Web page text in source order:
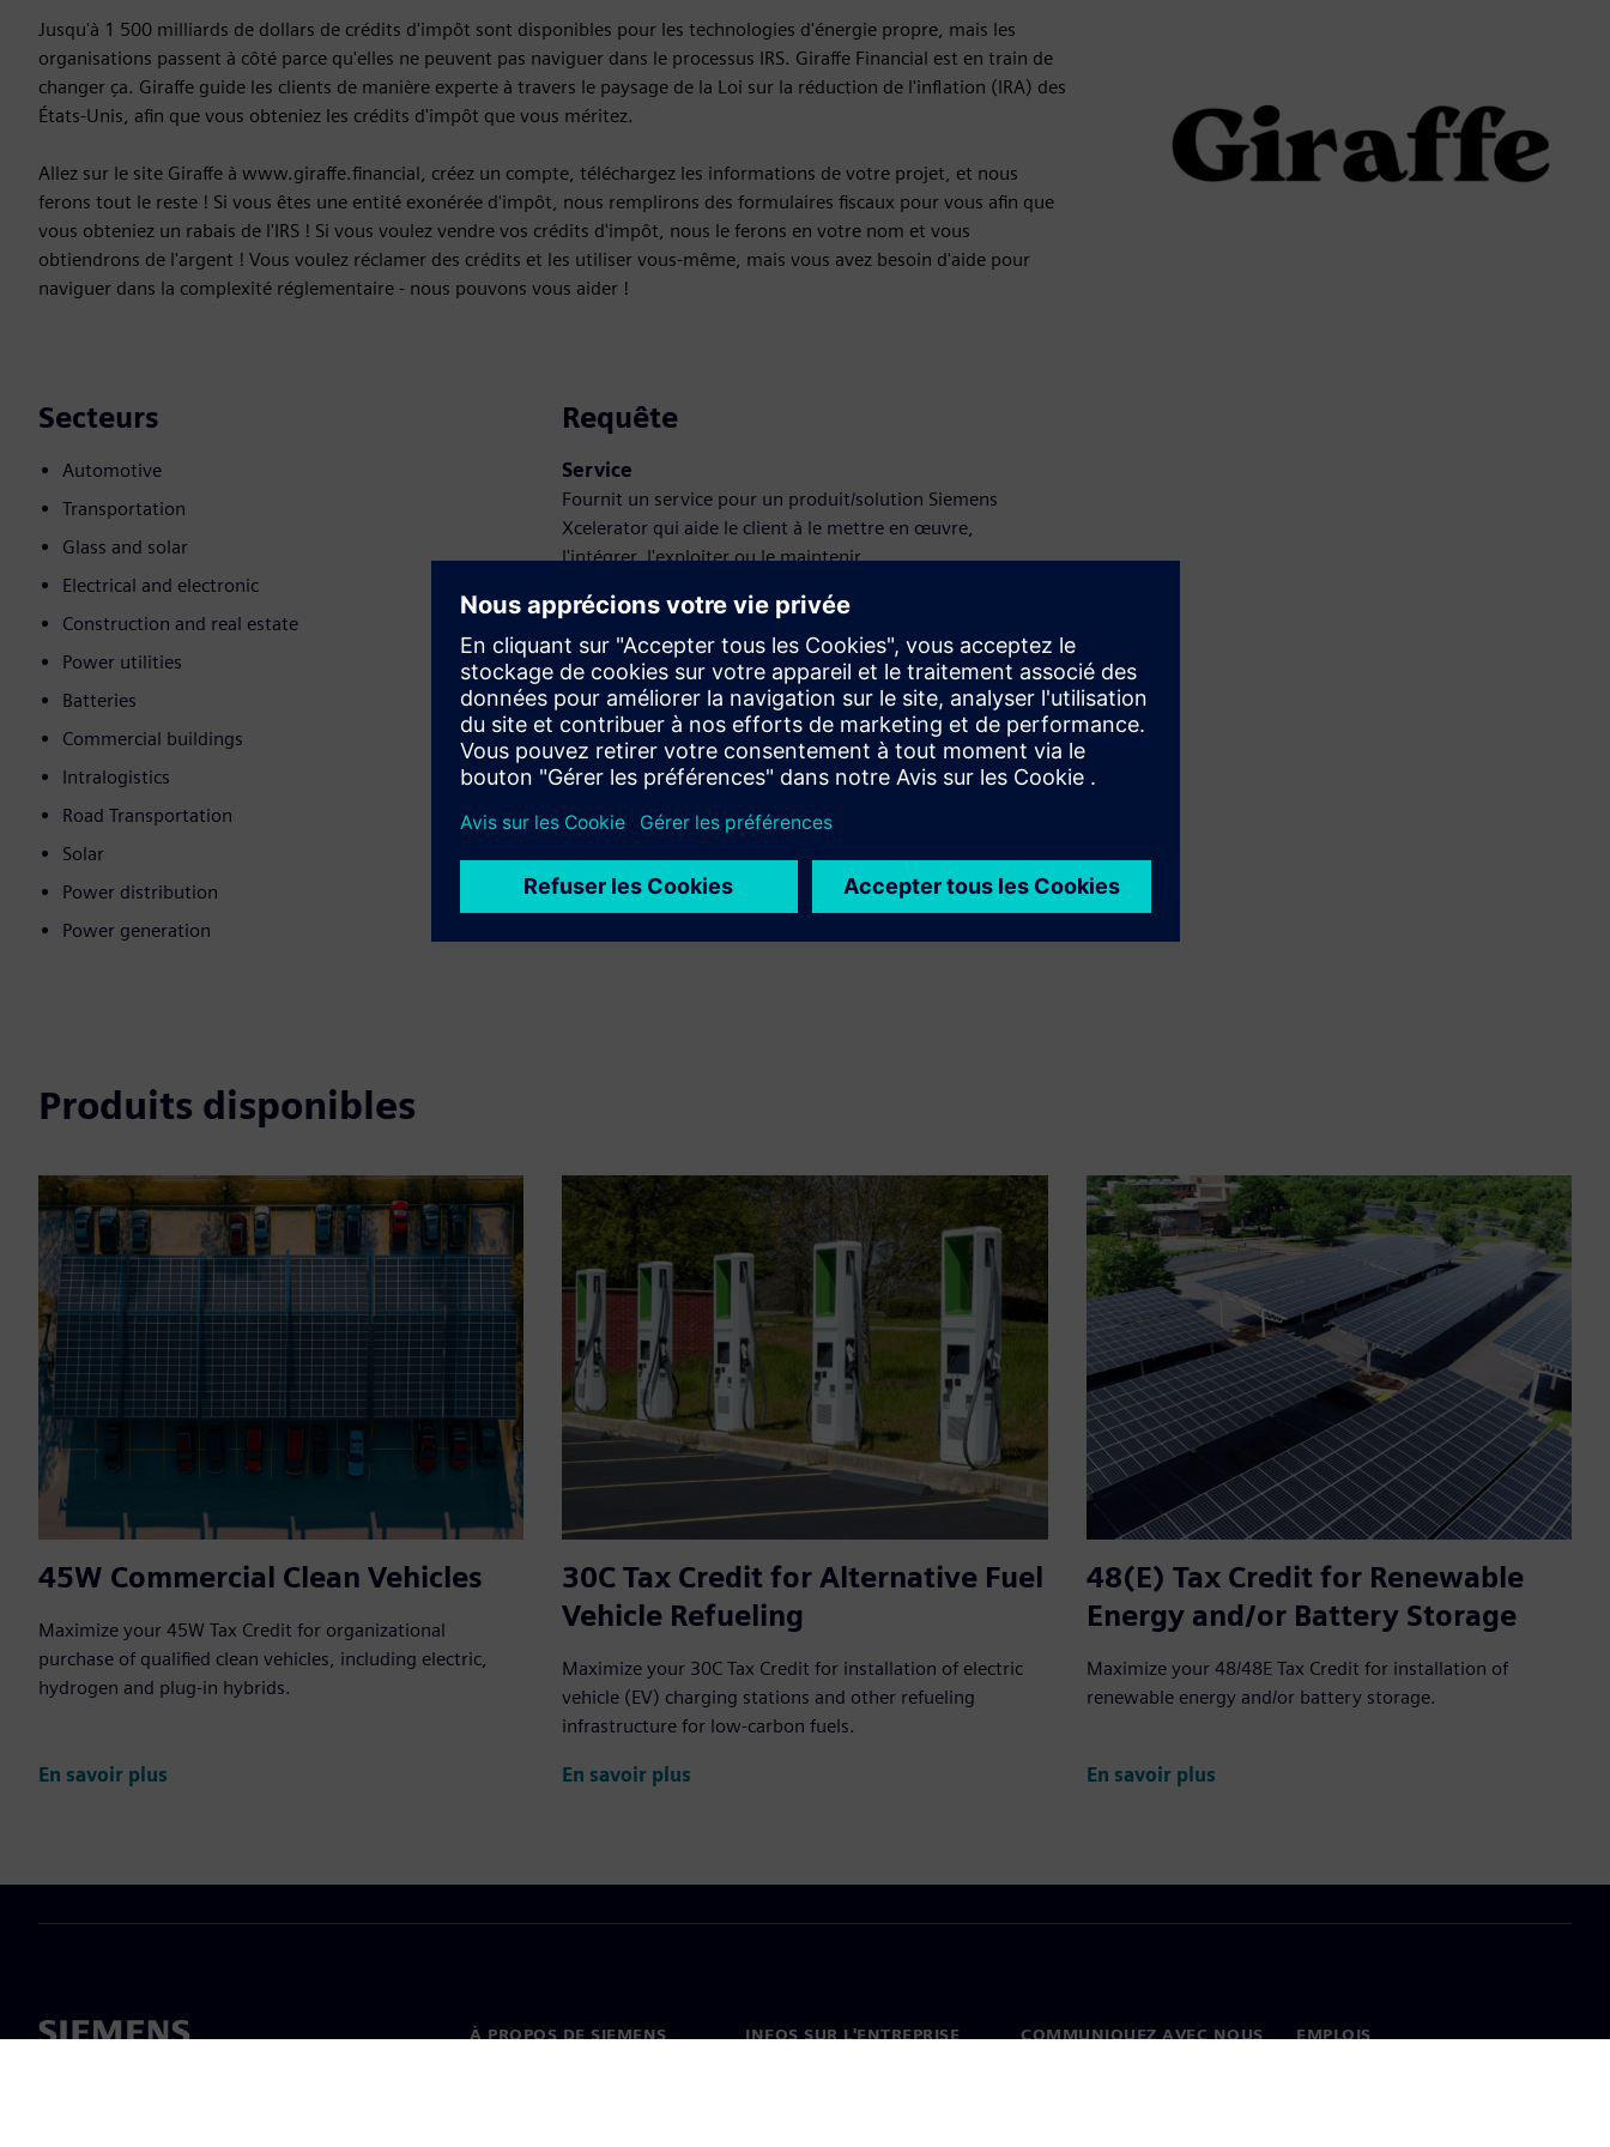
Jusqu'à 1 500 milliards de dollars de crédits d'impôt sont disponibles pour les technologies d'énergie propre, mais les
organisations passent à côté parce qu'elles ne peuvent pas naviguer dans le processus IRS. Giraffe Financial est en train de
changer ça. Giraffe guide les clients de manière experte à travers le paysage de la Loi sur la réduction de l'inflation (IRA) des
États-Unis, afin que vous obteniez les crédits d'impôt que vous méritez.
Allez sur le site Giraffe à www.giraffe.financial, créez un compte, téléchargez les informations de votre projet, et nous
ferons tout le reste ! Si vous êtes une entité exonérée d'impôt, nous remplirons des formulaires fiscaux pour vous afin que
vous obteniez un rabais de l'IRS ! Si vous voulez vendre vos crédits d'impôt, nous le ferons en votre nom et vous
obtiendrons de l'argent ! Vous voulez réclamer des crédits et les utiliser vous-même, mais vous avez besoin d'aide pour
naviguer dans la complexité réglementaire - nous pouvons vous aider !
Secteurs
Automotive
Transportation
Glass and solar
Electrical and electronic
Construction and real estate
Power utilities
Batteries
Commercial buildings
Intralogistics
Road Transportation
Solar
Power distribution
Power generation
Requête
Service
Fournit un service pour un produit/solution Siemens
Xcelerator qui aide le client à le mettre en œuvre,
l'intégrer, l'exploiter ou le maintenir
Produits disponibles
45W Commercial Clean Vehicles
Maximize your 45W Tax Credit for organizational
purchase of qualified clean vehicles, including electric,
hydrogen and plug-in hybrids.
En savoir plus
30C Tax Credit for Alternative Fuel
Vehicle Refueling
Maximize your 30C Tax Credit for installation of electric
vehicle (EV) charging stations and other refueling
infrastructure for low-carbon fuels.
En savoir plus
48(E) Tax Credit for Renewable
Energy and/or Battery Storage
Maximize your 48/48E Tax Credit for installation of
renewable energy and/or battery storage.
En savoir plus
À PROPOS DE SIEMENS INFOS SUR L'ENTREPRISE COMMUNIQUEZ AVEC NOUS EMPLOIS